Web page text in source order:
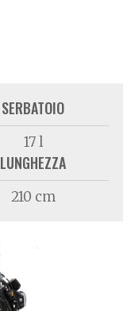
SERBATOIO
17 l
LUNGHEZZA
210 cm